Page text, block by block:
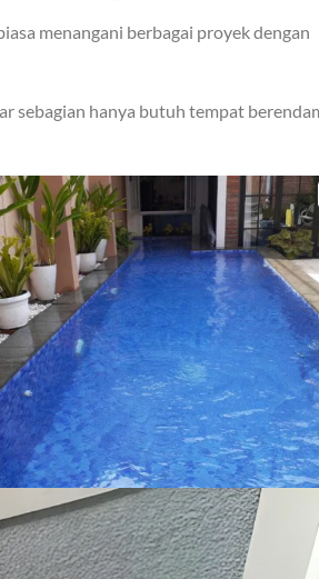
menangani berbagai proyek dengan
sebagian hanya butuh tempat